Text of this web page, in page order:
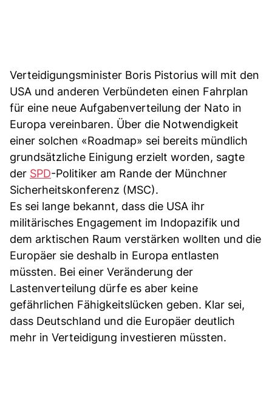
Verteidigungsminister Boris Pistorius will mit den
USA und anderen Verbündeten einen Fahrplan
für eine neue Aufgabenverteilung der Nato in
Europa vereinbaren. Über die Notwendigkeit
einer solchen «Roadmap» sei bereits mündlich
grundsätzliche Einigung erzielt worden, sagte
der SPD-Politiker am Rande der Münchner
Sicherheitskonferenz (MSC).
Es sei lange bekannt, dass die USA ihr
militärisches Engagement im Indopazifik und
dem arktischen Raum verstärken wollten und die
Europäer sie deshalb in Europa entlasten
müssten. Bei einer Veränderung der
Lastenverteilung dürfe es aber keine
gefährlichen Fähigkeitslücken geben. Klar sei,
dass Deutschland und die Europäer deutlich
mehr in Verteidigung investieren müssten.